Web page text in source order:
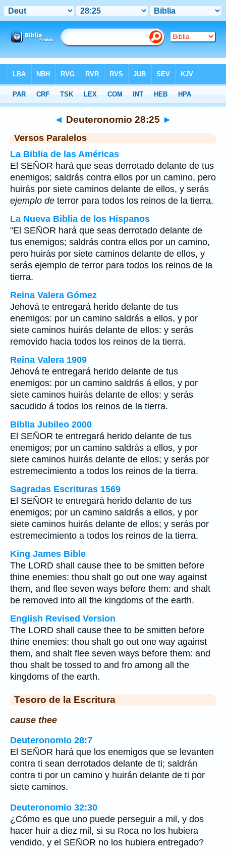
>Deuteronomio >Capítulo 28 > Verso 25
◄ Deuteronomio 28:25 ►
Versos Paralelos
La Biblia de las Américas
El SEÑOR hará que seas derrotado delante de tus
enemigos; saldrás contra ellos por un camino, pero
huirás por siete caminos delante de ellos, y serás
ejemplo de terror para todos los reinos de la tierra.
La Nueva Biblia de los Hispanos
"El SEÑOR hará que seas derrotado delante de
tus enemigos; saldrás contra ellos por un camino,
pero huirás por siete caminos delante de ellos, y
serás ejemplo de terror para todos los reinos de la
tierra.
Reina Valera Gómez
Jehová te entregará herido delante de tus
enemigos: por un camino saldrás a ellos, y por
siete caminos huirás delante de ellos: y serás
removido hacia todos los reinos de la tierra.
Reina Valera 1909
Jehová te entregará herido delante de tus
enemigos: por un camino saldrás á ellos, y por
siete caminos huirás delante de ellos: y serás
sacudido á todos los reinos de la tierra.
Biblia Jubileo 2000
El SEÑOR te entregará herido delante de tus
enemigos; por un camino saldrás a ellos, y por
siete caminos huirás delante de ellos; y serás por
estremecimiento a todos los reinos de la tierra.
Sagradas Escrituras 1569
El SEÑOR te entregará herido delante de tus
enemigos; por un camino saldrás a ellos, y por
siete caminos huirás delante de ellos; y serás por
estremecimiento a todos los reinos de la tierra.
King James Bible
The LORD shall cause thee to be smitten before
thine enemies: thou shalt go out one way against
them, and flee seven ways before them: and shalt
be removed into all the kingdoms of the earth.
English Revised Version
The LORD shall cause thee to be smitten before
thine enemies: thou shalt go out one way against
them, and shalt flee seven ways before them: and
thou shalt be tossed to and fro among all the
kingdoms of the earth.
Tesoro de la Escritura
cause thee
Deuteronomio 28:7
El SEÑOR hará que los enemigos que se levanten
contra ti sean derrotados delante de ti; saldrán
contra ti por un camino y huirán delante de ti por
siete caminos.
Deuteronomio 32:30
¿Cómo es que uno puede perseguir a mil, y dos
hacer huir a diez mil, si su Roca no los hubiera
vendido, y el SEÑOR no los hubiera entregado?